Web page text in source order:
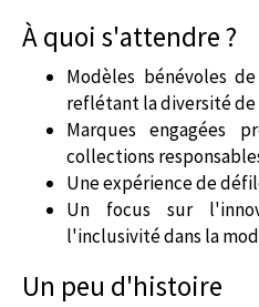
À quoi s'attendre ?
Modèles bénévoles
reflétant la diversité de
Marques engagées
collections
Une expérience de
Un focus sur
l'inclusivité dans la
Un peu d'histoire